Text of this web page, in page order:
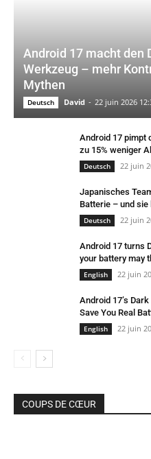
Android 17 macht den
Werkzeug – mehr
Mythen
Deutsch David - 22 juin 2026
Android 17 pimpt
zu 15% weniger
Deutsch 22 juin
Japanisches
Batterie – und
Deutsch 22 juin
Android 17 turns
your battery may
English 22 juin
Android 17’s
Save You Real
English 22 juin
COUPS DE CŒUR